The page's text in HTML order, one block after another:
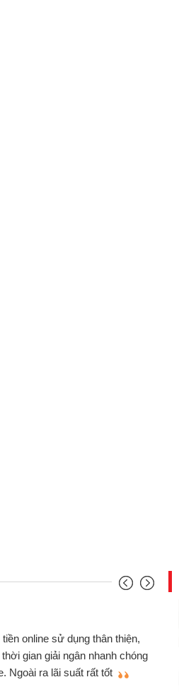
online sử dụng thân thiện,
gian giải ngân nhanh chóng
Ngoài ra lãi suất rất tốt